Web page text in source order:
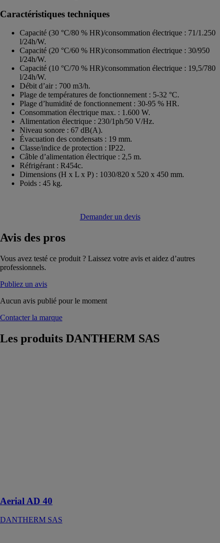
Caractéristiques techniques
Capacité (30 °C/80 % HR)/consommation électrique : 71/1.250
l/24h/W.
Capacité (20 °C/60 % HR)/consommation électrique : 30/950
l/24h/W.
Capacité (10 °C/70 % HR)/consommation électrique : 19,5/780
l/24h/W.
Débit d’air : 700 m3/h.
Plage de températures de fonctionnement : 5-32 °C.
Plage d’humidité de fonctionnement : 30-95 % HR.
Consommation électrique max. : 1.600 W.
Alimentation électrique : 230/1ph/50 V/Hz.
Niveau sonore : 67 dB(A).
Évacuation des condensats : 19 mm.
Classe/indice de protection : IP22.
Câble d’alimentation électrique : 2,5 m.
Réfrigérant : R454c.
Dimensions (H x L x P) : 1030/820 x 520 x 450 mm.
Poids : 45 kg.
Demander un devis
Avis des pros
Vous avez testé ce produit ? Laissez votre avis et aidez d’autres
professionnels.
Publiez un avis
Aucun avis publié pour le moment
Contacter la marque
Les produits DANTHERM SAS
Aerial AD 40
DANTHERM SAS